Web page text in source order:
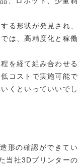
る形状が発見され、
は、高精度化と稼働
を経て組み合わせる
コストで実施可能で
くといっていいでし
形の確認ができてい
当社3Dプリンターの